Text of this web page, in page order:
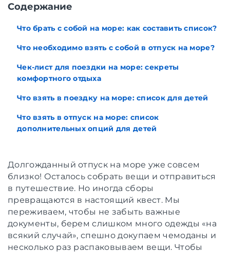
Содержание
Что брать с собой на море: как составить список?
Что необходимо взять с собой в отпуск на море?
Чек-лист для поездки на море: секреты
комфортного отдыха
Что взять в поездку на море: список для детей
Что взять в отпуск на море: список
дополнительных опций для детей
Долгожданный отпуск на море уже совсем
близко! Осталось собрать вещи и отправиться
в путешествие. Но иногда сборы
превращаются в настоящий квест. Мы
переживаем, чтобы не забыть важные
документы, берем слишком много одежды «на
всякий случай», спешно докупаем чемоданы и
несколько раз распаковываем вещи. Чтобы